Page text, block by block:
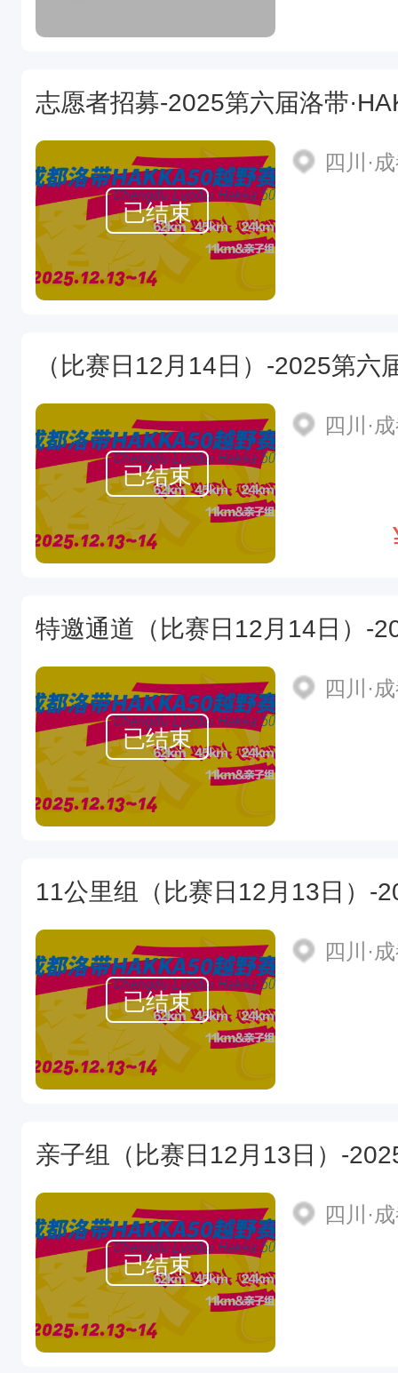
志愿者招募-2025第六届洛带
已结束
四川·
（比赛日12月14日）-2025第六
已结束
四川·
已结束
四川·
已结束
四川·
已结束
四川·